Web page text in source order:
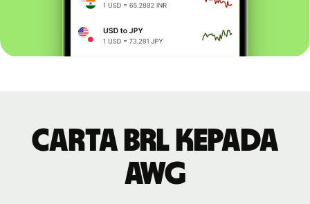
Carta BRL kepada
AWG